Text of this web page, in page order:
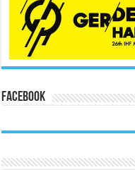
Facebook